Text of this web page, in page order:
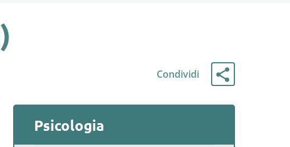
Condividi
Psicologia